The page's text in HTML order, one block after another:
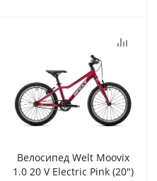
Велосипед Welt Moovix
1.0 20 V Electric Pink (20")